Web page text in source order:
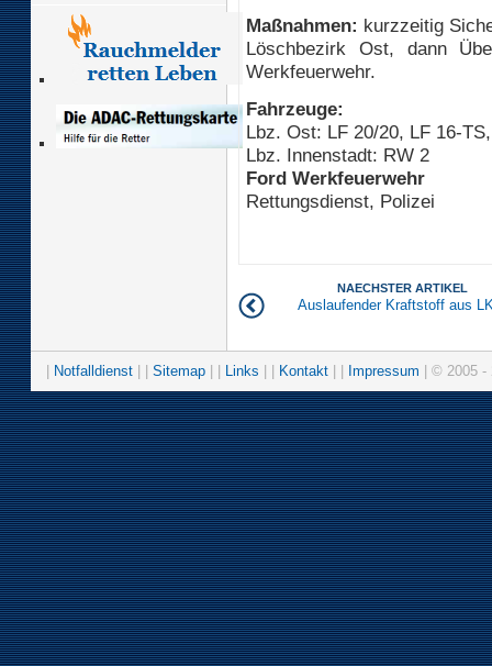
Maßnahmen: kurzzeitig
Löschbezirk Ost, dann
Werkfeuerwehr.
Fahrzeuge:
Lbz. Ost: LF 20/20, LF 16-
Lbz. Innenstadt: RW 2
Ford Werkfeuerwehr
Rettungsdienst, Polizei
NAECHSTER ARTIKEL
Auslaufender Kraftstoff aus
Notfalldienst Sitemap Links Kontakt Impressum | © 2005 -